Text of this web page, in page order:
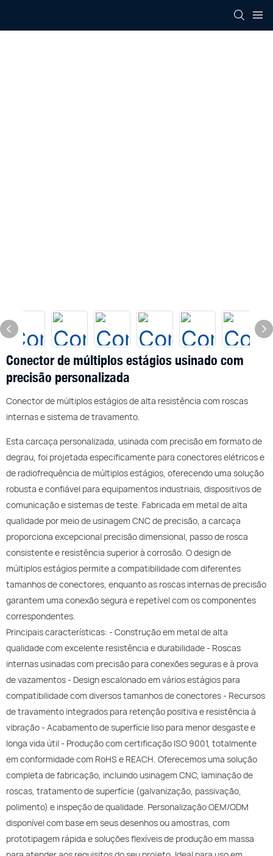
Conector de múltiplos estágios usinado com
precisão personalizada
Conector de múltiplos estágios de alta resistência com roscas
internas e sistema de travamento.
Esta carcaça personalizada, usinada com precisão em formato de
degrau, foi projetada especificamente para conectores elétricos e
de radiofrequência de múltiplos estágios, oferecendo uma solução
robusta e confiável para equipamentos industriais, dispositivos de
comunicação e sistemas de teste. Fabricada em metal de alta
qualidade por meio de usinagem CNC de precisão, a carcaça
proporciona excepcional precisão dimensional, passo de rosca
consistente e resistência superior à corrosão. O design de
múltiplos estágios permite a compatibilidade com diferentes
tamanhos de conectores, enquanto as roscas internas de precisão
garantem uma conexão segura e repetível com os componentes
correspondentes.
Principais características: - Construção em metal de alta
qualidade com excelente resistência e durabilidade - Roscas
internas usinadas com precisão para conexões seguras e à prova
de vazamentos - Design escalonado em vários estágios para
compatibilidade com diversos tamanhos de conectores - Recursos
de travamento integrados para retenção positiva e resistência à
vibração - Acabamento de superfície liso para menor desgaste e
longa vida útil - Produção com certificação ISO 9001, totalmente
em conformidade com RoHS e REACH. Oferecemos uma solução
completa de fabricação, incluindo usinagem CNC, laminação de
roscas, tratamento de superfície (galvanização, passivação,
polimento) e inspeção de qualidade. Personalização OEM/ODM
disponível com base em seus desenhos ou amostras, com
prototipagem rápida e soluções flexíveis de produção em massa